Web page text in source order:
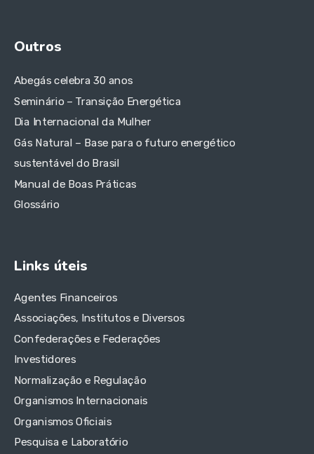
Outros
Abegás celebra 30 anos
Seminário – Transição Energética
Dia Internacional da Mulher
Gás Natural – Base para o futuro energético
sustentável do Brasil
Manual de Boas Práticas
Glossário
Links úteis
Agentes Financeiros
Associações, Institutos e Diversos
Confederações e Federações
Investidores
Normalização e Regulação
Organismos Internacionais
Organismos Oficiais
Pesquisa e Laboratório